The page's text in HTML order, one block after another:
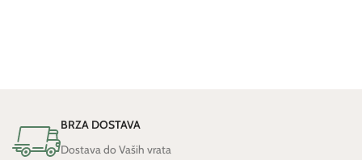
BRZA DOSTAVA
Dostava do Vaših vrata